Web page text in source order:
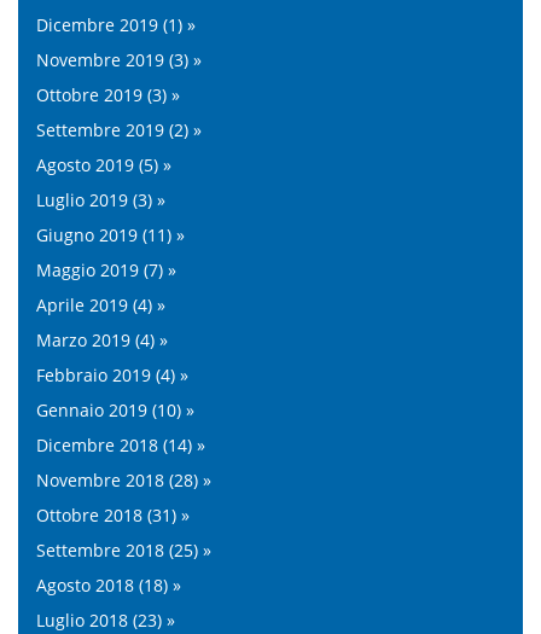
Dicembre 2019 (1) »
Novembre 2019 (3) »
Ottobre 2019 (3) »
Settembre 2019 (2) »
Agosto 2019 (5) »
Luglio 2019 (3) »
Giugno 2019 (11) »
Maggio 2019 (7) »
Aprile 2019 (4) »
Marzo 2019 (4) »
Febbraio 2019 (4) »
Gennaio 2019 (10) »
Dicembre 2018 (14) »
Novembre 2018 (28) »
Ottobre 2018 (31) »
Settembre 2018 (25) »
Agosto 2018 (18) »
Luglio 2018 (23) »